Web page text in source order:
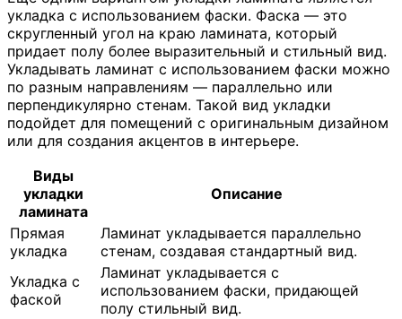
укладка с использованием фаски. Фаска — это
скругленный угол на краю ламината, который
придает полу более выразительный и стильный вид.
Укладывать ламинат с использованием фаски можно
по разным направлениям — параллельно или
перпендикулярно стенам. Такой вид укладки
подойдет для помещений с оригинальным дизайном
или для создания акцентов в интерьере.
Виды
укладки
ламината
Описание
Прямая
укладка
Ламинат укладывается параллельно
стенам, создавая стандартный вид.
Укладка с
фаской
Ламинат укладывается с
использованием фаски, придающей
полу стильный вид.